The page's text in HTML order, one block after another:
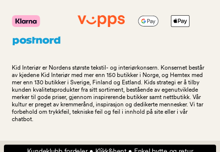
Kid Interiør er Nordens største tekstil- og interiørkonsern. Konsernet består
av kjedene Kid Interiør med mer enn 150 butikker i Norge, og Hemtex med
mer enn 130 butikker i Sverige, Finland og Estland. Kids strategi er å tilby
kunden kvalitetsprodukter fra sitt sortiment, bestående av egenutviklede
merker til gode priser, gjennom inspirerende butikker samt nettbutikk. Vår
kultur er preget av kremmerånd, inspirasjon og dedikerte mennesker. Vi tar
forbehold om trykkfeil, tekniske feil og feil i innhold på site eller i vår
chatbot.